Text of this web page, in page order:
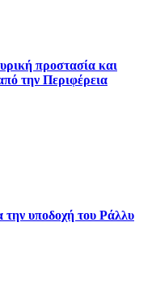
προστασία και
την Περιφέρεια
την υποδοχή του Ράλλυ